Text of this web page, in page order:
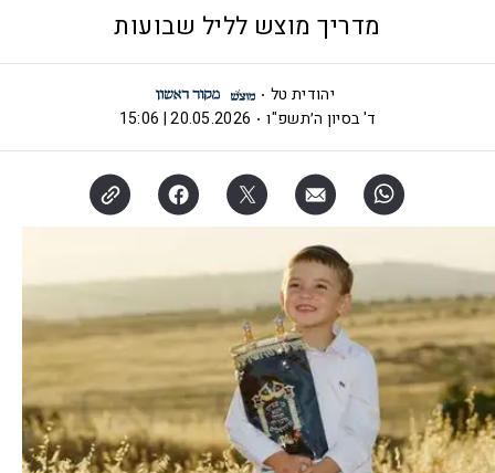
מדריך מוצש לליל שבועות
יהודית טל
ד' בסיון ה׳תשפ"ו
20.05.2026 | 15:06